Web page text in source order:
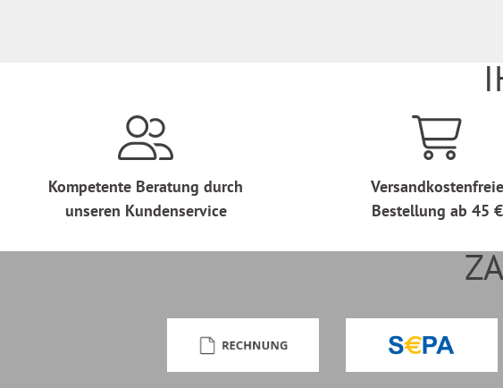
Kompetente Beratung durch
unseren Kundenservice
Versandkostenfreie
Bestellung ab 45 €